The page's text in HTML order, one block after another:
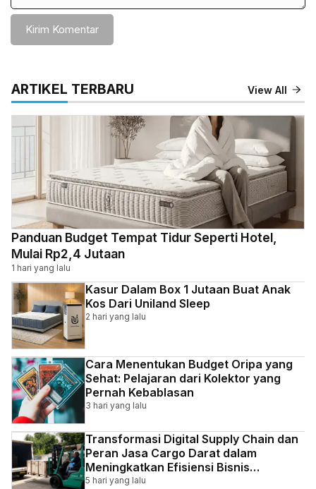
ARTIKEL TERBARU View All
Panduan Budget Tempat Tidur Seperti Hotel,
Mulai Rp2,4 Jutaan
1 hari yang lalu
Kasur Dalam Box 1 Jutaan Buat Anak
Kos Dari Uniland Sleep
2 hari yang lalu
Cara Menentukan Budget Oripa yang
Sehat: Pelajaran dari Kolektor yang
Pernah Kebablasan
3 hari yang lalu
Transformasi Digital Supply Chain dan
Peran Jasa Cargo Darat dalam
Meningkatkan Efisiensi Bisnis
Indonesia
5 hari yang lalu